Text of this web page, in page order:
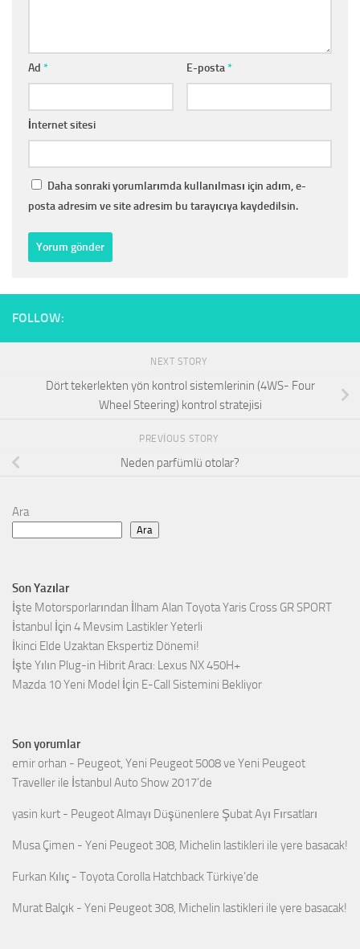
Ad * E-posta*
İnternet sitesi
Daha sonraki yorumlarımda kullanılması için adım, e-
posta adresim ve site adresim bu tarayıcıya kaydedilsin.
FOLLOW:
NEXT STORY
Dört tekerlekten yön kontrol sistemlerinin (4WS- Four
Wheel Steering) kontrol stratejisi
PREVIOUS STORY
Neden parfümlü otolar?
Ara
Ara
Son Yazılar
İşte Motorsporlarından İlham Alan Toyota Yaris Cross GR SPORT
İstanbul İçin 4 Mevsim Lastikler Yeterli
İkinci Elde Uzaktan Ekspertiz Dönemi!
İşte Yılın Plug-in Hibrit Aracı: Lexus NX 450H+
Mazda 10 Yeni Model İçin E-Call Sistemini Bekliyor
Son yorumlar
emir orhan - Peugeot, Yeni Peugeot 5008 ve Yeni Peugeot
Traveller ile İstanbul Auto Show 2017’de
yasin kurt - Peugeot Almayı Düşünenlere Şubat Ayı Fırsatları
Musa Çimen - Yeni Peugeot 308, Michelin lastikleri ile yere basacak!
Furkan Kılıç - Toyota Corolla Hatchback Türkiye’de
Murat Balçık - Yeni Peugeot 308, Michelin lastikleri ile yere basacak!